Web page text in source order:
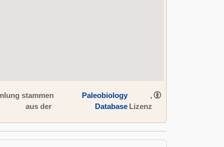
stammen
aus der
Paleobiology
Database
,
Lizenz